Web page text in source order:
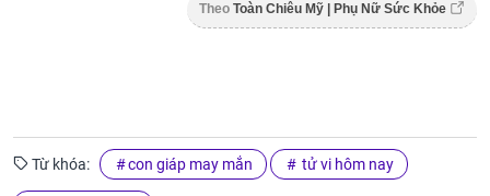
Theo Toàn Chiêu Mỹ | Phụ Nữ Sức Khỏe
Từ khóa: con giáp may mắn tử vi hôm nay